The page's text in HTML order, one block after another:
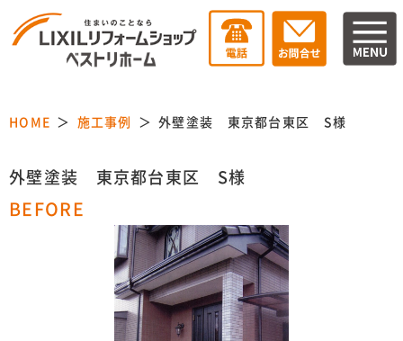
HOME 施工事例 外壁塗装 東京都台東区 S様
外壁塗装 東京都台東区 S様
BEFORE